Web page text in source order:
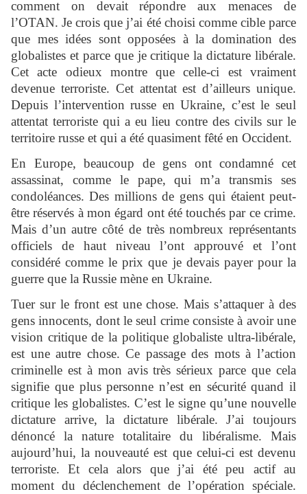
comment on devait répondre aux menaces de
l’OTAN. Je crois que j’ai été choisi comme cible parce
que mes idées sont opposées à la domination des
globalistes et parce que je critique la dictature libérale.
Cet acte odieux montre que celle-ci est vraiment
devenue terroriste. Cet attentat est d’ailleurs unique.
Depuis l’intervention russe en Ukraine, c’est le seul
attentat terroriste qui a eu lieu contre des civils sur le
territoire russe et qui a été quasiment fêté en Occident.
En Europe, beaucoup de gens ont condamné cet
assassinat, comme le pape, qui m’a transmis ses
condoléances. Des millions de gens qui étaient peut-
être réservés à mon égard ont été touchés par ce crime.
Mais d’un autre côté de très nombreux représentants
officiels de haut niveau l’ont approuvé et l’ont
considéré comme le prix que je devais payer pour la
guerre que la Russie mène en Ukraine.
Tuer sur le front est une chose. Mais s’attaquer à des
gens innocents, dont le seul crime consiste à avoir une
vision critique de la politique globaliste ultra-libérale,
est une autre chose. Ce passage des mots à l’action
criminelle est à mon avis très sérieux parce que cela
signifie que plus personne n’est en sécurité quand il
critique les globalistes. C’est le signe qu’une nouvelle
dictature arrive, la dictature libérale. J’ai toujours
dénoncé la nature totalitaire du libéralisme. Mais
aujourd’hui, la nouveauté est que celui-ci est devenu
terroriste. Et cela alors que j’ai été peu actif au
moment du déclenchement de l’opération spéciale.